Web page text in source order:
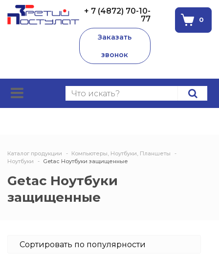
+ 7 (4872) 70-10-
77
Заказать
звонок
0
Каталог продукции
Компьютеры, Ноутбуки, Планшеты
Ноутбуки
Getac Ноутбуки защищенные
Getac Ноутбуки
защищенные